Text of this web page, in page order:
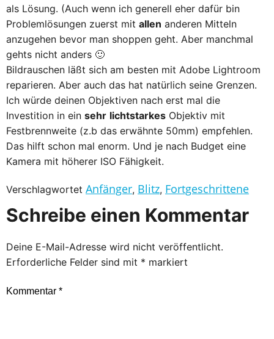
als Lösung. (Auch wenn ich generell eher dafür bin
Problemlösungen zuerst mit allen anderen Mitteln
anzugehen bevor man shoppen geht. Aber manchmal
gehts nicht anders 🙂
Bildrauschen läßt sich am besten mit Adobe Lightroom
reparieren. Aber auch das hat natürlich seine Grenzen.
Ich würde deinen Objektiven nach erst mal die
Investition in ein sehr lichtstarkes Objektiv mit
Festbrennweite (z.b das erwähnte 50mm) empfehlen.
Das hilft schon mal enorm. Und je nach Budget eine
Kamera mit höherer ISO Fähigkeit.
Verschlagwortet Anfänger, Blitz, Fortgeschrittene
Schreibe einen Kommentar
Deine E-Mail-Adresse wird nicht veröffentlicht.
Erforderliche Felder sind mit * markiert
Kommentar *